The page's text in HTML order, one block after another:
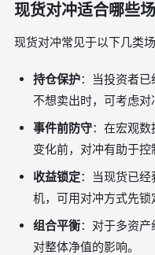
现货对冲适合哪些
现货对冲常见于以下几类场
持仓保护：当投资者
不想卖出时，可考虑对
事件前防守：在宏观
变化前，对冲有助于控
收益锁定：当现货已
机，可用对冲方式先锁
组合平衡：对于多资
对整体净值的影响。